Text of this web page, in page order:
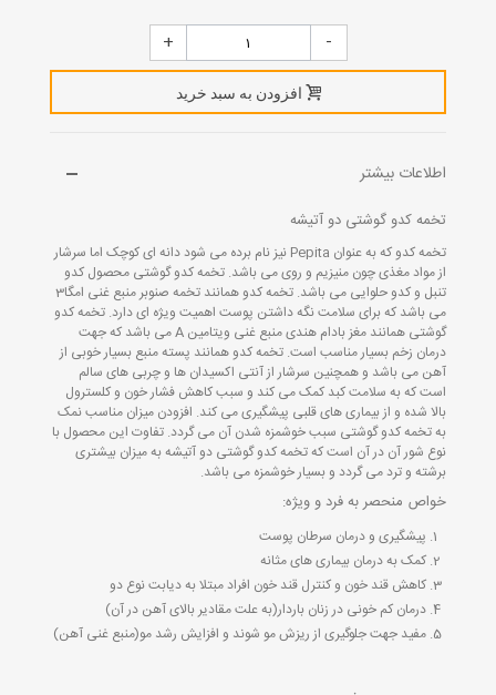
-
+
افزودن به سبد خرید
اطلاعات بیشتر
تخمه کدو گوشتی دو آتیشه
تخمه کدو که به عنوان Pepita نیز نام برده می شود دانه ای کوچک اما سرشار
از مواد مغذی چون منیزیم و روی می باشد. تخمه کدو گوشتی محصول کدو
تنبل و کدو حلوایی می باشد. تخمه کدو همانند تخمه صنوبر منبع غنی امگا3
می باشد که برای سلامت نگه داشتن پوست اهمیت ویژه ای دارد. تخمه کدو
گوشتی همانند مغز بادام هندی منبع غنی ویتامین A می باشد که جهت
درمان زخم بسیار مناسب است. تخمه کدو همانند پسته منبع بسیار خوبی از
آهن می باشد و همچنین سرشار از آنتی اکسیدان ها و چربی های سالم
است که به سلامت کبد کمک می کند و سبب کاهش فشار خون و کلسترول
بالا شده و از بیماری های قلبی پیشگیری می کند. افزودن میزان مناسب نمک
به تخمه کدو گوشتی سبب خوشمزه شدن آن می گردد. تفاوت این محصول با
نوع شور آن در آن است که تخمه کدو گوشتی دو آتیشه به میزان بیشتری
برشته و ترد می گردد و بسیار خوشمزه می باشد.
خواص منحصر به فرد و ویژه:
پیشگیری و درمان سرطان پوست
کمک به درمان بیماری های مثانه
کاهش قند خون و کنترل قند خون افراد مبتلا به دیابت نوع دو
درمان کم خونی در زنان باردار(به علت مقادیر بالای آهن در آن)
مفید جهت جلوگیری از ریزش مو شوند و افزایش رشد مو(منبع غنی آهن)